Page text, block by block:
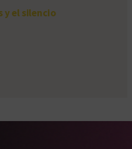
y el silencio